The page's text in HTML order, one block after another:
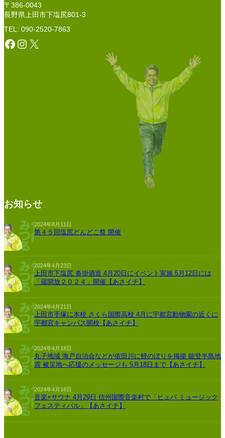
〒386-0043
長野県上田市下塩尻801-3
TEL: 090-2520-7863
Facebook Instagram X
お知らせ
2024年8月11日
第４５回塩尻どんどこ祭 開催
2024年4月23日
上田市下塩尻 沓掛酒造 4月20日にイベント実施 5月12日には
「蔵開放２０２４」開催【あさイチ】
2024年4月21日
上田市手塚に本校 さくら国際高校 4月に宇都宮動物園の近くに
宇都宮キャンパス開校【あさイチ】
2024年4月18日
丸子地域 海戸自治会などが依田川に鯉のぼりを掲揚 能登半島地
震 被災地へ応援のメッセージも 5月18日まで【あさイチ】
2024年4月16日
音楽×サウナ 4月29日 信州国際音楽村で「ヒュバ ミュージック
フェスティバル」【あさイチ】